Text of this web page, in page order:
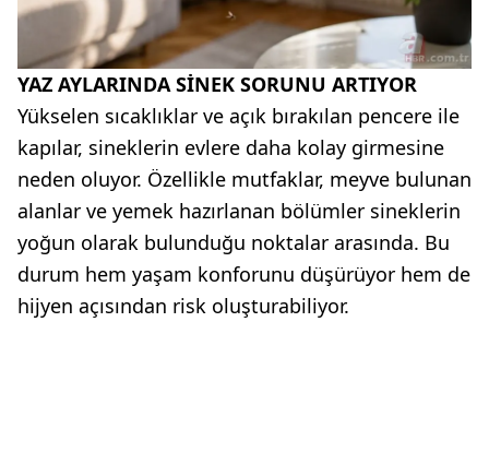
YAZ AYLARINDA SİNEK SORUNU ARTIYOR
Yükselen sıcaklıklar ve açık bırakılan pencere ile
kapılar, sineklerin evlere daha kolay girmesine
neden oluyor. Özellikle mutfaklar, meyve bulunan
alanlar ve yemek hazırlanan bölümler sineklerin
yoğun olarak bulunduğu noktalar arasında. Bu
durum hem yaşam konforunu düşürüyor hem de
hijyen açısından risk oluşturabiliyor.